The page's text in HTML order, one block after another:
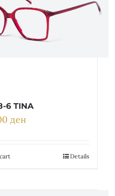
6 TINA
ден
Details